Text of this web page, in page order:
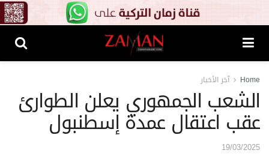
Home آخر الأخبار
الشعب الجمهوري يعلن الطوارئ
عقب اعتقال عمدة إسطنبول
19/03/2025